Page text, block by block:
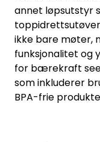
annet løpsutstyr
ikke bare møter,
funksjonalitet og
for bærekraft
som inkluderer
BPA-frie